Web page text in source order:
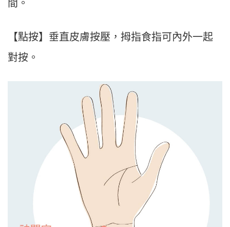
間。
【點按】垂直皮膚按壓，拇指食指可內外一起
對按。